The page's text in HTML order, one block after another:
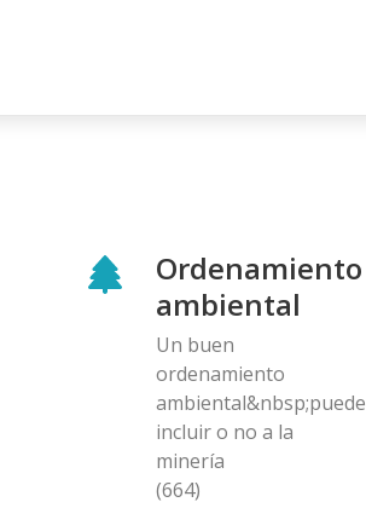
Ordenamiento
ambiental
Un buen
ordenamiento
ambiental&nbsp;puede
incluir o no a la
minería
(664)